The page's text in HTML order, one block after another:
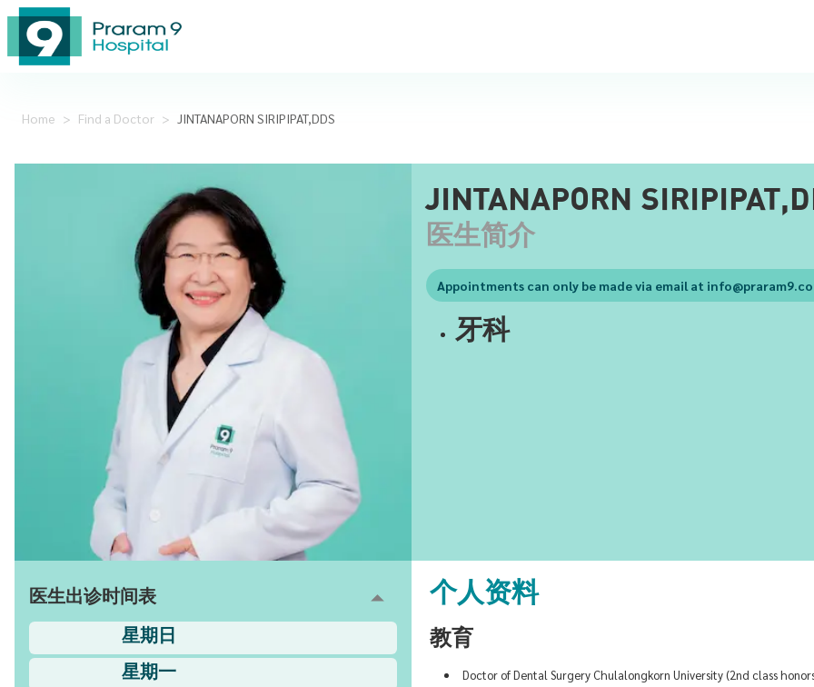
Home > Find a Doctor > JINTANAPORN SIRIPIPAT,DDS
JINTANAPORN
医生简介
Appointments can only be made via email at
牙科
医生出诊时间表
星期日
星期一
个人资料
教育
Doctor of Dental Surgery Chulalongkorn University (2nd class